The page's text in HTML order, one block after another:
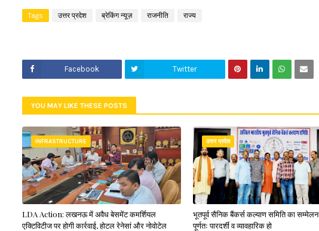
Tags उत्तर प्रदेश ब्रेकिंग न्यूज़ राजनीति राज्य
Facebook Twitter
YOU MAY LIKE THESE POSTS
INFRASTRUCTURE
LDA Action: लखनऊ में अवैध बेसमेंट कमर्शियल
एक्टिविटीज पर होगी कार्रवाई, होटल रेनेसां और नोवोटेल
उत्तर प्रदेश
भूतपूर्व सैनिक बैंकर्स कल्याण समिति का
पूर्णतः पारदर्शी व व्यावहारिक हो